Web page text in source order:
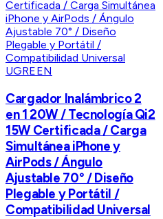
UGREEN
Cargador Inalámbrico 2
en 1 20W / Tecnología Qi2
15W Certificada / Carga
Simultánea iPhone y
AirPods / Ángulo
Ajustable 70° / Diseño
Plegable y Portátil /
Compatibilidad Universal